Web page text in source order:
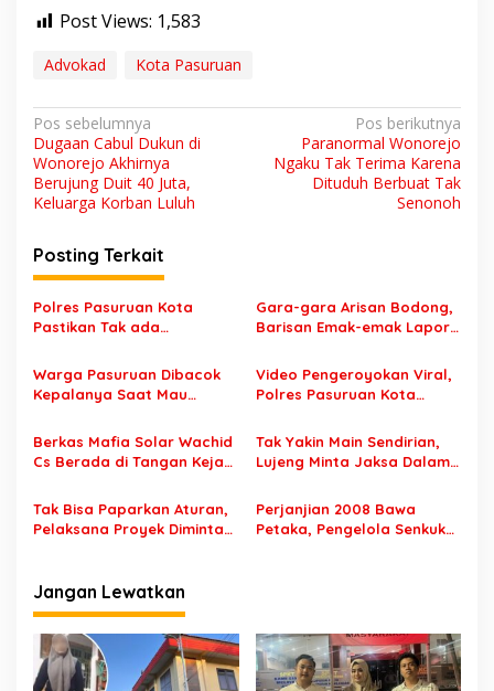
Post Views: 1,583
Advokad Kota Pasuruan
N
a
v
i
g
a
s
i
p
o
s
Pos sebelumnya
Dugaan Cabul Dukun di
Wonorejo Akhirnya
Berujung Duit 40 Juta,
Keluarga Korban Luluh
Pos berikutnya
Paranormal Wonorejo
Ngaku Tak Terima Karena
Dituduh Berbuat Tak
Senonoh
Posting Terkait
Polres Pasuruan Kota
Pastikan Tak ada
Kecelakaan yang
Korbannya Meninggal
Gara-gara Arisan Bodong,
Barisan Emak-emak Lapor
Warga Pasuruan Dibacok
Kepalanya Saat Mau
Video Pengeroyokan Viral,
Polres Pasuruan Kota
Berkas Mafia Solar Wachid
Cs Berada di Tangan Kejari
Tak Yakin Main Sendirian,
Lujeng Minta Jaksa Dalami
Tak Bisa Paparkan Aturan,
Pelaksana Proyek Diminta
Perjanjian 2008 Bawa
Petaka, Pengelola Senkuko
Jangan Lewatkan